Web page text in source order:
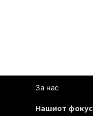
За нас
Нашиот фокус